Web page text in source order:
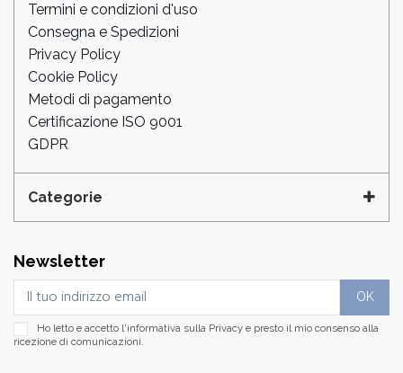
Termini e condizioni d'uso
Consegna e Spedizioni
Privacy Policy
Cookie Policy
Metodi di pagamento
Certificazione ISO 9001
GDPR
Categorie
Newsletter
Ho letto e accetto l'informativa sulla Privacy e presto il mio consenso alla
ricezione di comunicazioni.